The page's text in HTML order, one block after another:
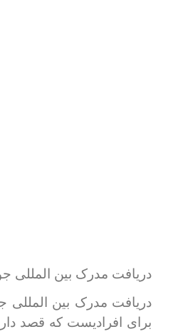
دریافت مدرک بین المللی
دریافت مدرک بین المللی
برای افرادیست که قصد